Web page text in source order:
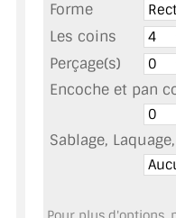
MIROIR SUR
MIROIR VIEILLI
MIROIR DÉCORATIF
LOTS DE MIROIRS
Forme
Les coins
Perçage(s)
Encoche et pan
Sablage,